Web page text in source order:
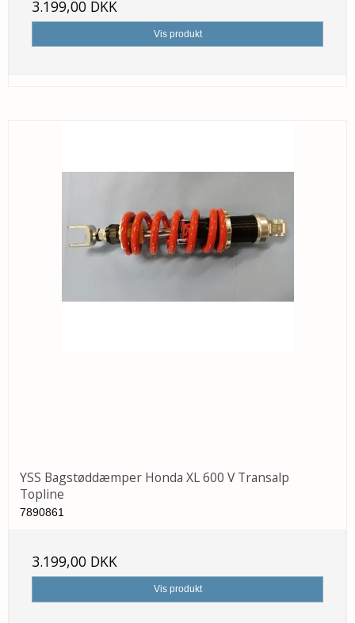
3.199,00 DKK
Vis produkt
YSS Bagstøddæmper Honda XL 600 V Transalp
Topline
7890861
3.199,00 DKK
Vis produkt